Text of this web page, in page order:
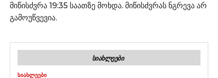
მიწისძვრა 19:35 საათზე მოხდა. მიწისძვრას ნგრევა არ
გამოუწვევია.
ᲡᲘᲐᲮᲚᲔᲔᲑᲘ
ᲡᲘᲐᲮᲚᲔᲔᲑᲘ